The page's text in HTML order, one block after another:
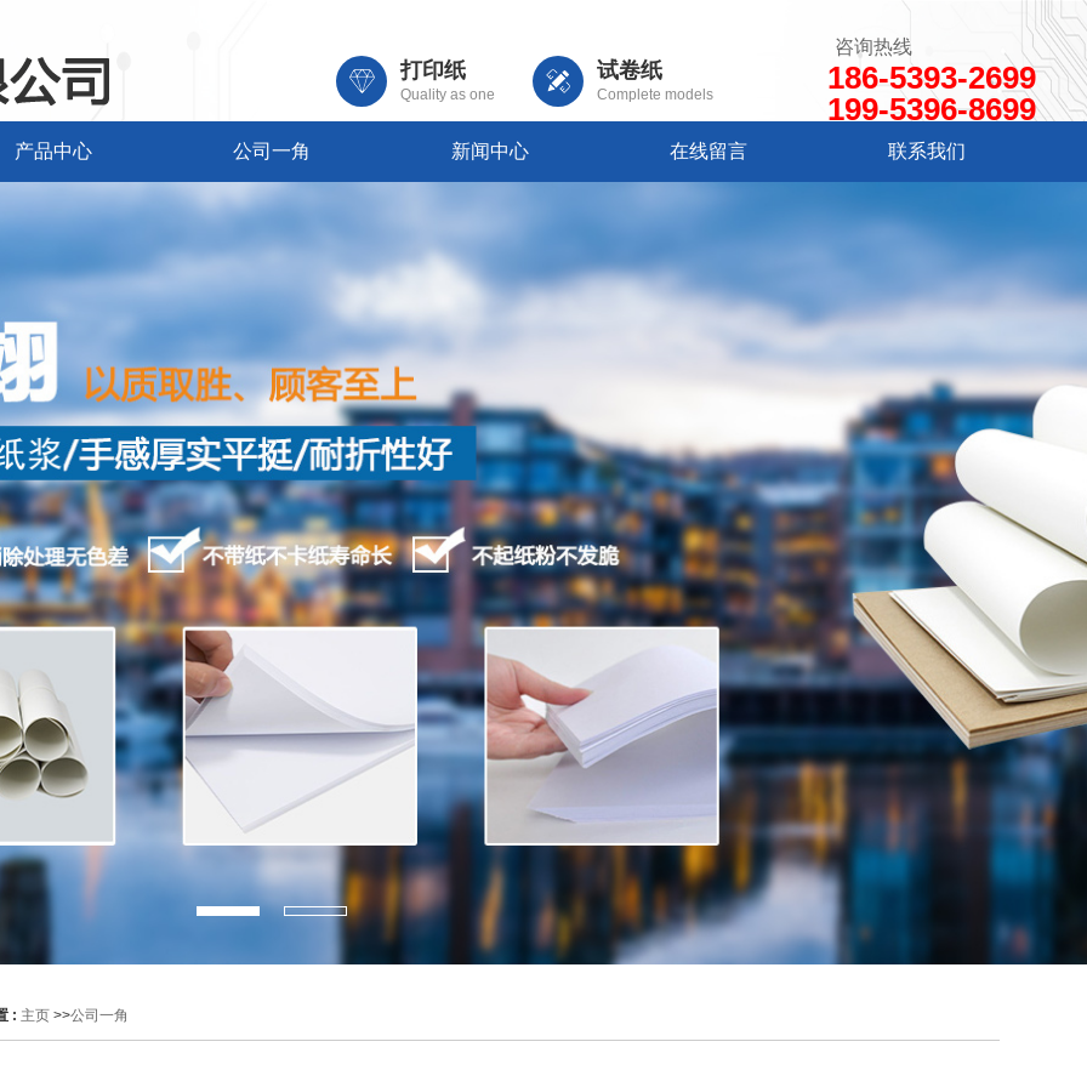
打印纸
Quality as one
试卷纸
Complete models
咨询热线
186-5393-2699
199-5396-8699
产品中心 公司一角 新闻中心 在线留言 联系我们
: 主页 >>公司一角